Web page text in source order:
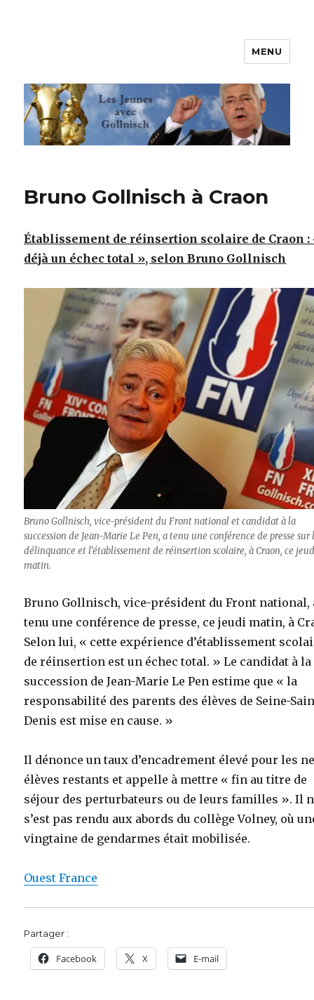
Les jeunes avec Gollnisch
MENU
Bruno Gollnisch à Craon
Établissement de réinsertion scolaire de Craon :
déjà un échec total », selon Bruno Gollnisch
Bruno Gollnisch, vice-président du Front national et candidat à la
succession de Jean-Marie Le Pen, a tenu une conférence de presse sur
délinquance et l’établissement de réinsertion scolaire, à Craon, ce
matin.
Bruno Gollnisch, vice-président du Front national,
tenu une conférence de presse, ce jeudi matin, à
Selon lui, « cette expérience d’établissement
de réinsertion est un échec total. » Le candidat à la
succession de Jean-Marie Le Pen estime que « la
responsabilité des parents des élèves de Seine-
Denis est mise en cause. »
Il dénonce un taux d’encadrement élevé pour les
élèves restants et appelle à mettre « fin au titre de
séjour des perturbateurs ou de leurs familles ». Il
s’est pas rendu aux abords du collège Volney, où
vingtaine de gendarmes était mobilisée.
Ouest France
Partager :
Facebook X E-mail